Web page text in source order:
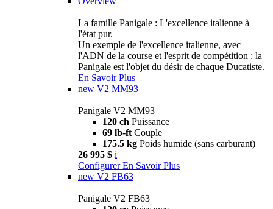
La famille Panigale : L'excellence italienne à
l'état pur.
Un exemple de l'excellence italienne, avec
l'ADN de la course et l'esprit de compétition : la
Panigale est l'objet du désir de chaque Ducatiste.
En Savoir Plus
new V2 MM93
Panigale V2 MM93
120 ch Puissance
69 lb-ft Couple
175.5 kg Poids humide (sans carburant)
26 995 $ i
Configurer En Savoir Plus
new V2 FB63
Panigale V2 FB63